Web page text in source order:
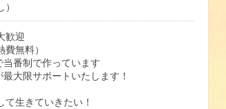
歓迎
無料）
番制で作っています
大限サポートいたします！
生きていきたい！